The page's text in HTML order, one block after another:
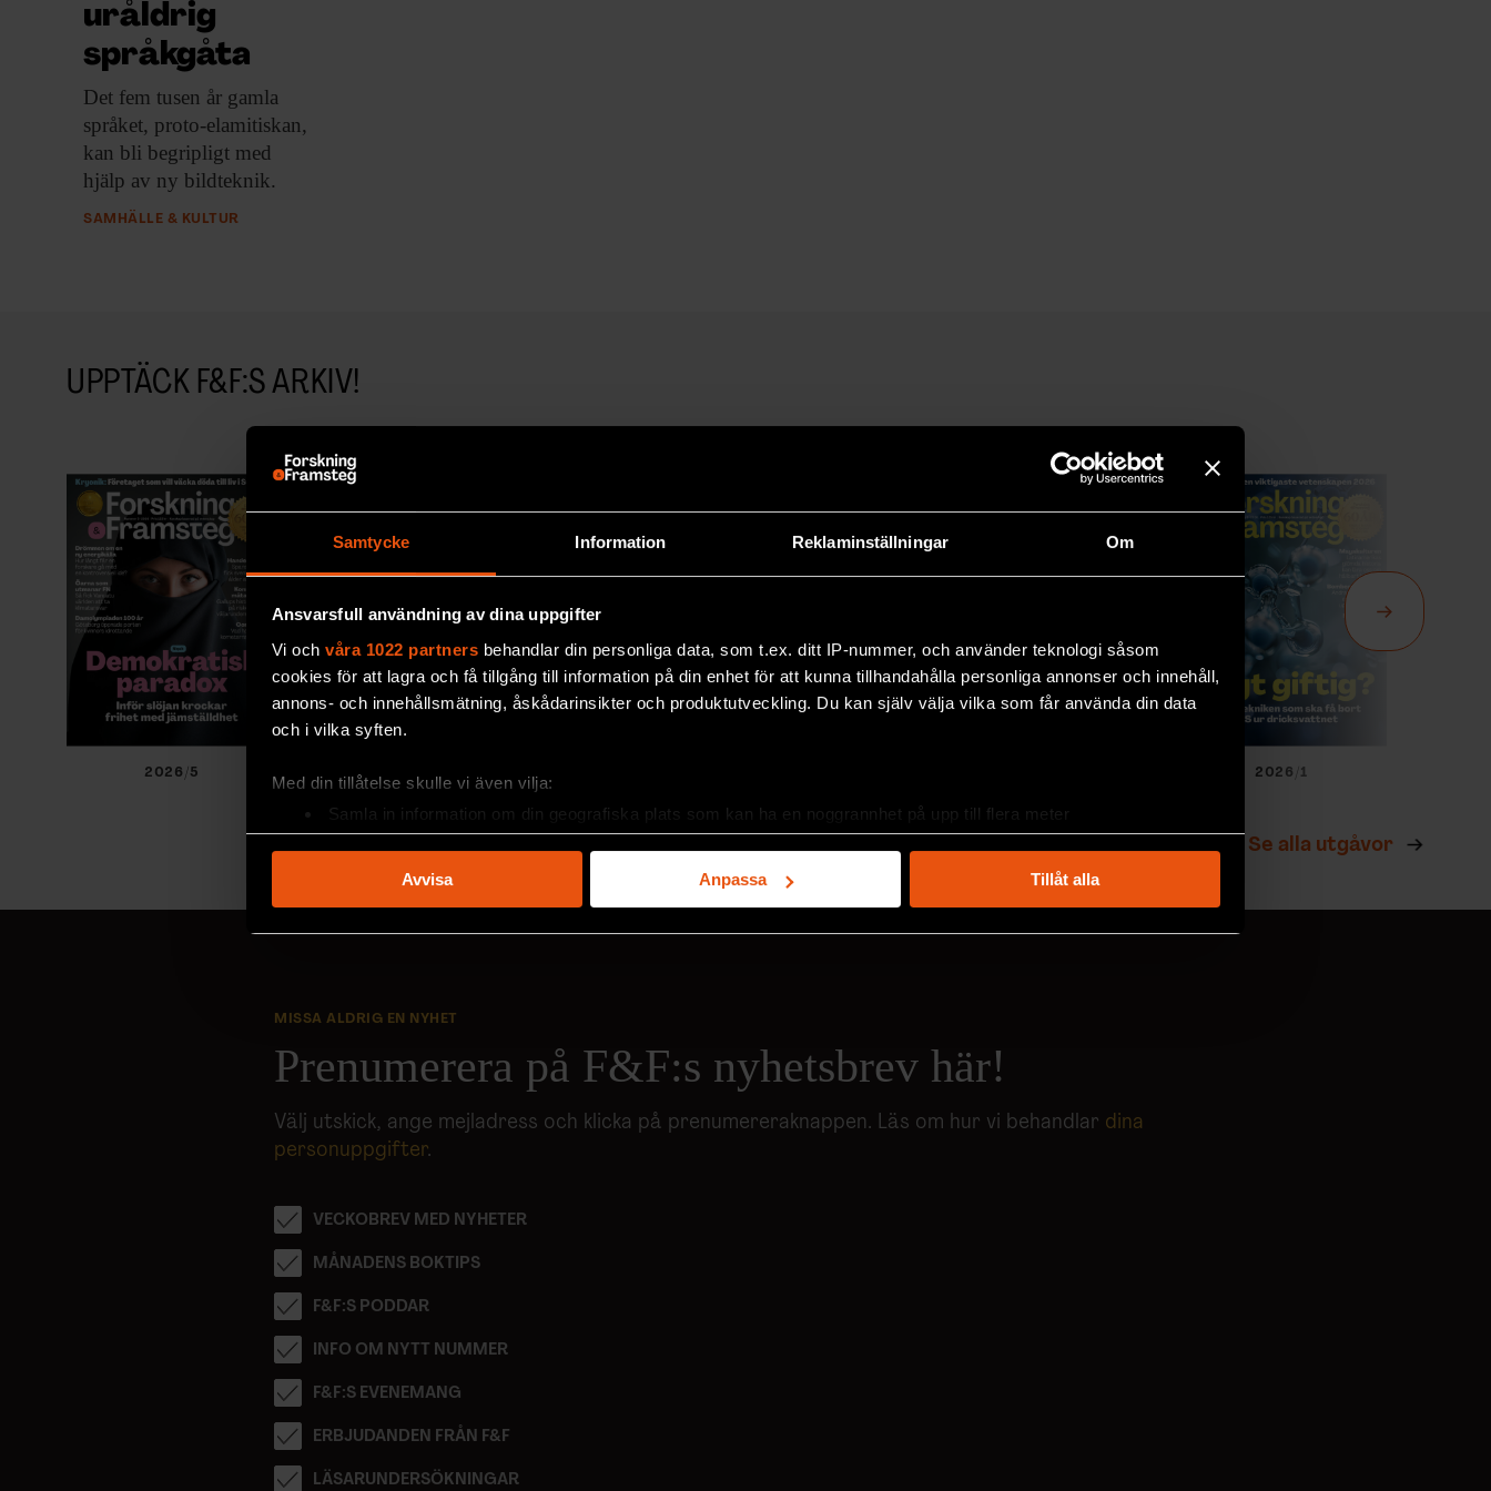
Samtycke Information Reklaminställningar Om
Ansvarsfull användning av dina uppgifter
Vi och våra 1022 partners behandlar din personliga data, som t.ex. ditt IP-nummer, och använder teknologi såsom
cookies för att lagra och få tillgång till information på din enhet för att kunna tillhandahålla personliga annonser och innehåll,
annons- och innehållsmätning, åskådarinsikter och produktutveckling. Du kan själv välja vilka som får använda din data
och i vilka syften.
Med din tillåtelse skulle vi även vilja:
Samla in information om din geografiska plats som kan ha en noggrannhet på upp till flera meter
Identifiera din enhet genom att aktivt skanna den för specifika kännetecken (fingeravtryck)
Ta reda på mer om hur dina personliga uppgifter behandlas och ställ in dina preferenser i
detaljsektionen. Du kan ändra
Avvisa Anpassa Tillåt alla
uråldrig
språkgåta
Det fem tusen år gamla
språket, proto-elamitiskan,
kan bli begripligt med
hjälp av ny bildteknik.
SAMHÄLLE & KULTUR
UPPTÄCK F&F:S ARKIV!
2026/5 2026/1
Se alla utgåvor
MISSA ALDRIG EN NYHET
Prenumerera på F&F:s nyhetsbrev här!
Välj utskick, ange mejladress och klicka på prenumereraknappen. Läs om hur vi behandlar dina
personuppgifter.
VECKOBREV MED NYHETER
MÅNADENS BOKTIPS
F&F:S PODDAR
INFO OM NYTT NUMMER
F&F:S EVENEMANG
ERBJUDANDEN FRÅN F&F
LÄSARUNDERSÖKNINGAR